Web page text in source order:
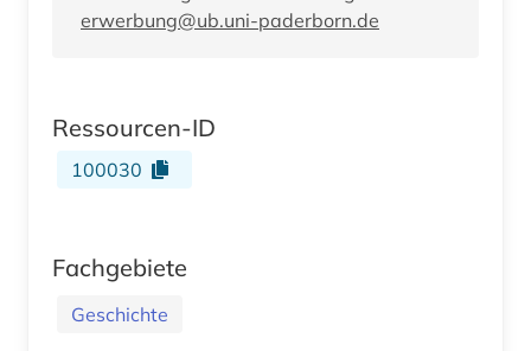
erwerbung@ub.uni-paderborn.de
Ressourcen-ID
100030
Fachgebiete
Geschichte